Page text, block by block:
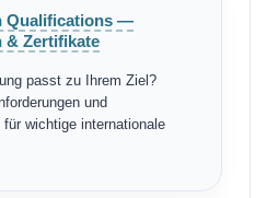
Qualifications —
& Zertifikate
passt zu Ihrem Ziel?
und
für wichtige internationale